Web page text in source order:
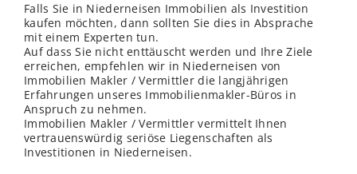
Falls Sie in Niederneisen Immobilien als Investition
kaufen möchten, dann sollten Sie dies in Absprache
mit einem Experten tun.
Auf dass Sie nicht enttäuscht werden und Ihre Ziele
erreichen, empfehlen wir in Niederneisen von
Immobilien Makler / Vermittler die langjährigen
Erfahrungen unseres Immobilienmakler-Büros in
Anspruch zu nehmen.
Immobilien Makler / Vermittler vermittelt Ihnen
vertrauenswürdig seriöse Liegenschaften als
Investitionen in Niederneisen.